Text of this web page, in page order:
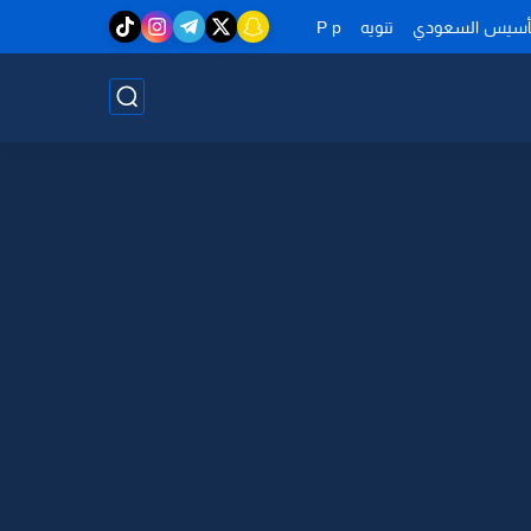
السعودي تنويه P p